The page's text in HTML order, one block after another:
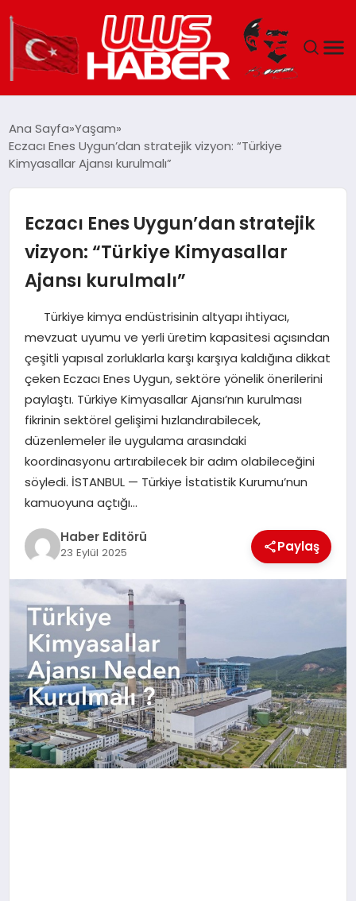
DÜNYA
TEKNOLOJI
EĞITIM
MAGAZIN
SPOR
YAŞAM
Ana Sayfa Yaşam
Eczacı Enes Uygun’dan stratejik vizyon: “Türkiye
Kimyasallar Ajansı kurulmalı”
Eczacı Enes Uygun’dan stratejik
vizyon: “Türkiye Kimyasallar
Ajansı kurulmalı”
Türkiye kimya endüstrisinin altyapı ihtiyacı,
mevzuat uyumu ve yerli üretim kapasitesi açısından
çeşitli yapısal zorluklarla karşı karşıya kaldığına dikkat
çeken Eczacı Enes Uygun, sektöre yönelik önerilerini
paylaştı. Türkiye Kimyasallar Ajansı’nın kurulması
fikrinin sektörel gelişimi hızlandırabilecek,
düzenlemeler ile uygulama arasındaki
koordinasyonu artırabilecek bir adım olabileceğini
söyledi. İSTANBUL — Türkiye İstatistik Kurumu’nun
kamuoyuna açtığı…
Haber Editörü
23 Eylül 2025 Paylaş